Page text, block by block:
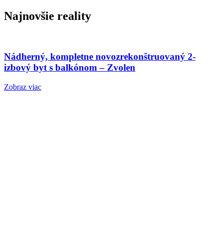
Najnovšie reality
Nádherný, kompletne novozrekonštruovaný 2-
izbový byt s balkónom – Zvolen
Zobraz viac